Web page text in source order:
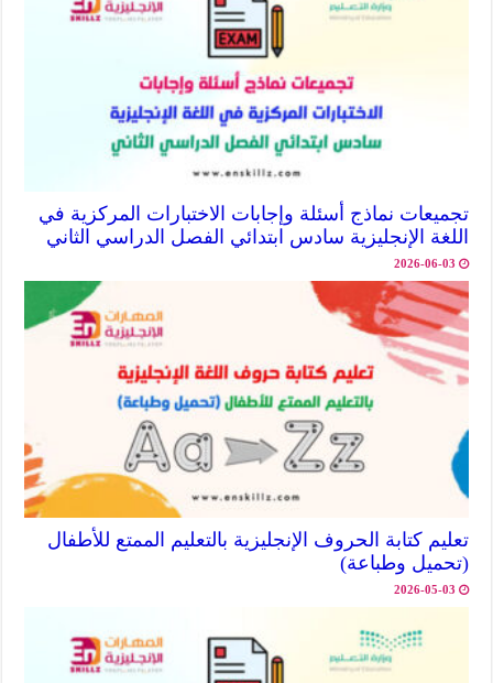
تجميعات نماذج أسئلة وإجابات الاختبارات المركزية في
اللغة الإنجليزية سادس ابتدائي الفصل الدراسي الثاني
2026-06-03
تعليم كتابة الحروف الإنجليزية بالتعليم الممتع للأطفال
(تحميل وطباعة)
2026-05-03